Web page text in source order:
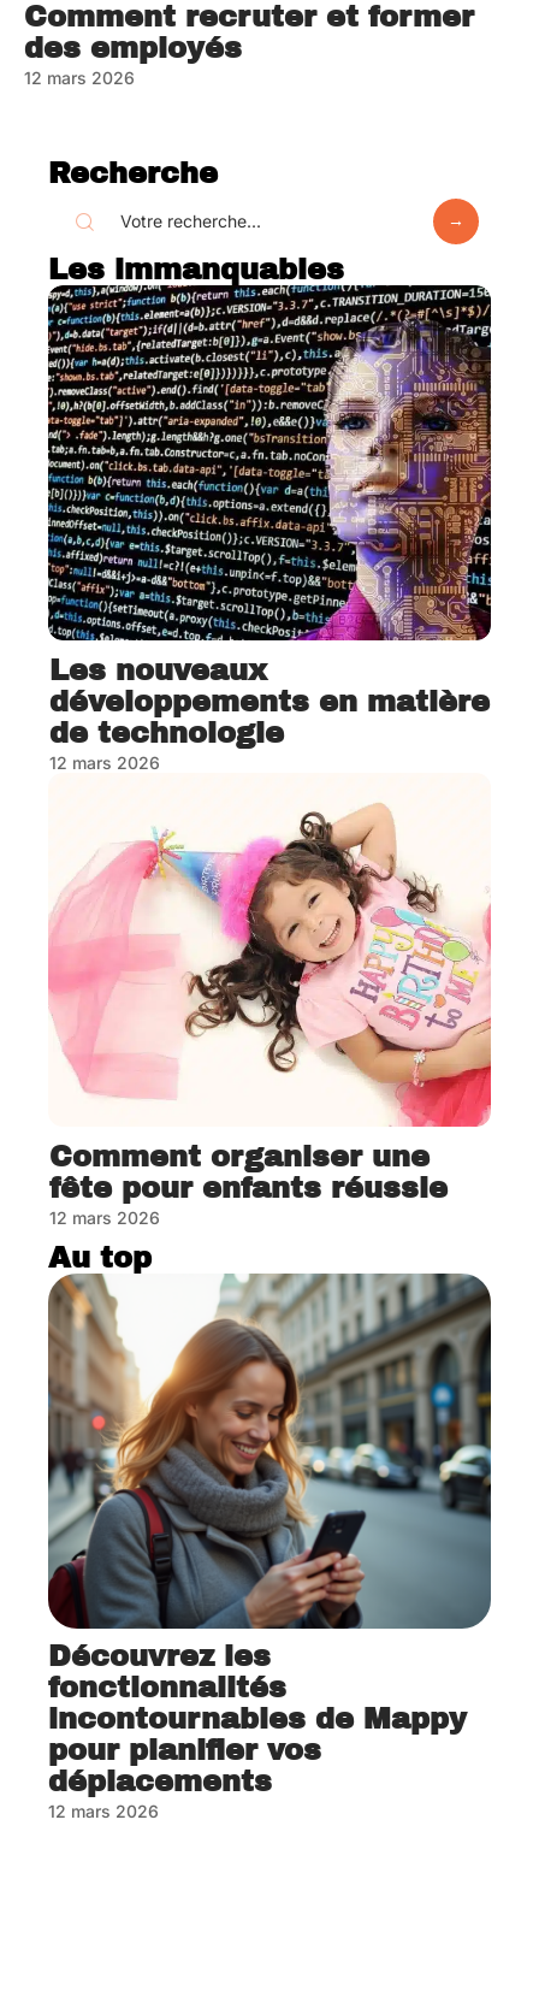
Comment recruter et former
des employés
12 mars 2026
Recherche
Les immanquables
Les nouveaux
développements en matière
de technologie
12 mars 2026
Comment organiser une
fête pour enfants réussie
12 mars 2026
Au top
Découvrez les
fonctionnalités
incontournables de Mappy
pour planifier vos
déplacements
12 mars 2026